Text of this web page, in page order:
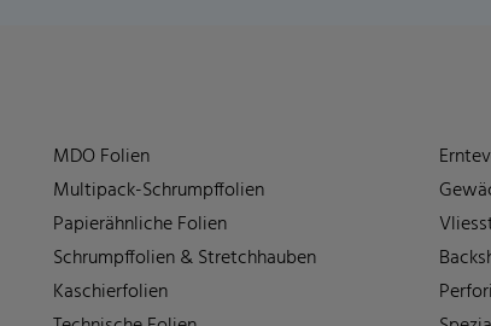
MDO Folien
Multipack-Schrumpffolien
Papierähnliche Folien
Schrumpffolien & Stretchhauben
Kaschierfolien